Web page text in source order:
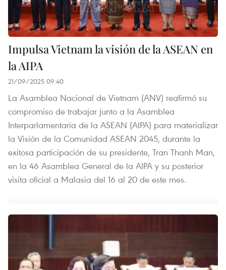
Impulsa Vietnam la visión de la ASEAN en
la AIPA
21/09/2025 09:40
La Asamblea Nacional de Vietnam (ANV) reafirmó su
compromiso de trabajar junto a la Asamblea
Interparlamentaria de la ASEAN (AIPA) para materializar
la Visión de la Comunidad ASEAN 2045, durante la
exitosa participación de su presidente, Tran Thanh Man,
en la 46 Asamblea General de la AIPA y su posterior
visita oficial a Malasia del 16 al 20 de este mes.